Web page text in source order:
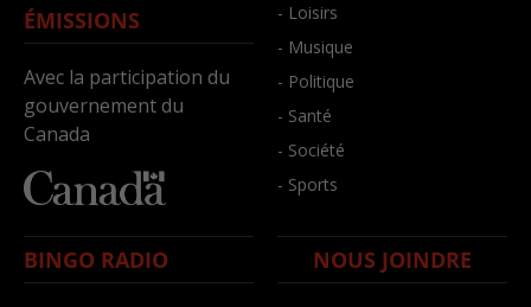
ÉMISSIONS
Avec la participation du
gouvernement du
Canada
- Loisirs
- Musique
- Politique
- Santé
- Société
- Sports
BINGO RADIO NOUS JOINDRE